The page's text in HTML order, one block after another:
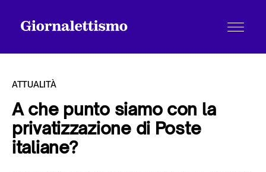
Tutti gli articoli
ATTUALITÀ
A che punto siamo con la
privatizzazione di Poste
italiane?